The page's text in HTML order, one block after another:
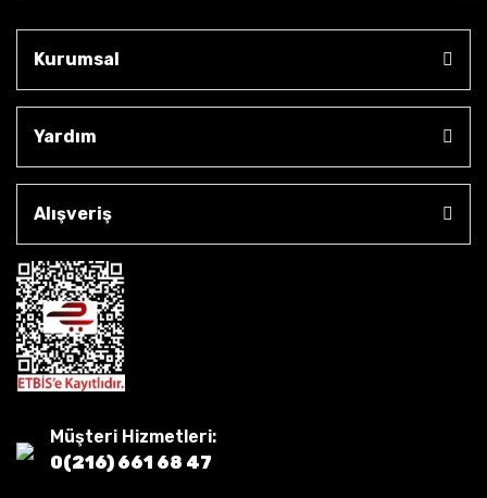
Kurumsal
Yardım
Alışveriş
Müşteri Hizmetleri:
0(216) 661 68 47